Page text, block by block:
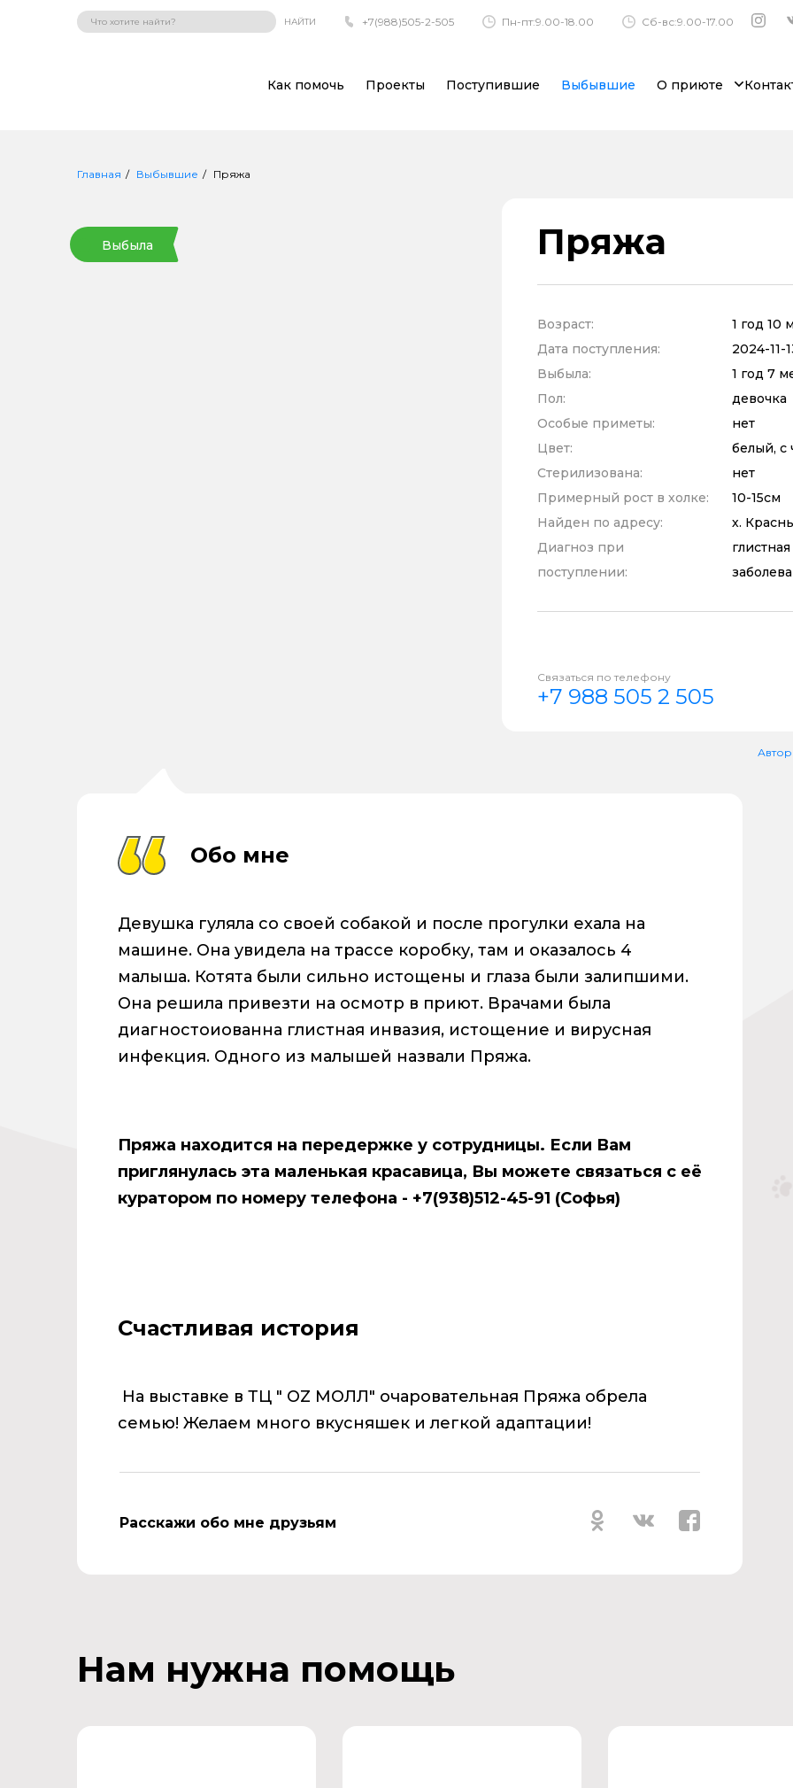
НАЙТИ +7(988)505-2-505 Пн-пт:9.00-18.00 Сб-вс:9.00-17.00
Как помочь Проекты Поступившие Выбывшие О приюте
Главная Выбывшие Пряжа
Выбыла Пряжа
Возраст:
1 год 10
Дата поступления:
2024-11-
Выбыла:
1 год 7
Пол:
девочка
Особые приметы:
нет
Цвет:
белый,
Стерилизована:
нет
Примерный рост в холке:
10-15см
Найден по адресу:
х.
Диагноз при
поступлении:
Связаться по телефону
+7 988 505 2 505
Обо мне
Девушка гуляла со своей собакой и после прогулки ехала на
машине. Она увидела на трассе коробку, там и оказалось 4
малыша. Котята были сильно истощены и глаза были залипшими.
Она решила привезти на осмотр в приют. Врачами была
диагностоиованна глистная инвазия, истощение и вирусная
инфекция. Одного из малышей назвали Пряжа.
Пряжа находится на передержке у сотрудницы. Если Вам
приглянулась эта маленькая красавица, Вы можете связаться с её
куратором по номеру телефона - +7(938)512-45-91 (Софья)
Счастливая история
На выставке в ТЦ " OZ МОЛЛ" очаровательная Пряжа обрела
семью! Желаем много вкусняшек и легкой адаптации!
Расскажи обо мне друзьям
Нам нужна помощь